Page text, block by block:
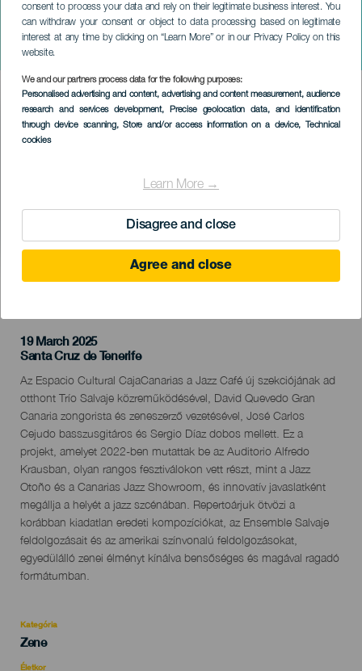
consent to process your data and rely on their legitimate business interest. You
can withdraw your consent or object to data processing based on legitimate
interest at any time by clicking on “Learn More” or in our Privacy Policy on this
website.
We and our partners process data for the following purposes:
Personalised advertising and content, advertising and content measurement, audience
research and services development, Precise geolocation data, and identification
through device scanning, Store and/or access information on a device, Technical
cookies
Learn More →
Disagree and close
Agree and close
Wild Trio koncerten
TENERIFE
Imagen
Listado
19 March 2025
Localidad
Santa Cruz de Tenerife
Descripción
del
evento
Az Espacio Cultural CajaCanarias a Jazz Café új szekciójának ad
otthont Trío Salvaje közreműködésével, David Quevedo Gran
Canaria zongorista és zeneszerző vezetésével, José Carlos
Cejudo basszusgitáros és Sergio Díaz dobos mellett. Ez a
projekt, amelyet 2022-ben mutattak be az Auditorio Alfredo
Krausban, olyan rangos fesztiválokon vett részt, mint a Jazz
Otoño és a Canarias Jazz Showroom, és innovatív javaslatként
megállja a helyét a jazz szcénában. Repertoárjuk ötvözi a
korábban kiadatlan eredeti kompozíciókat, az Ensemble Salvaje
feldolgozásait és az amerikai színvonalú feldolgozásokat,
egyedülálló zenei élményt kínálva bensőséges és magával ragadó
formátumban.
Kategória
Categoría
evento
Zene
Életkor